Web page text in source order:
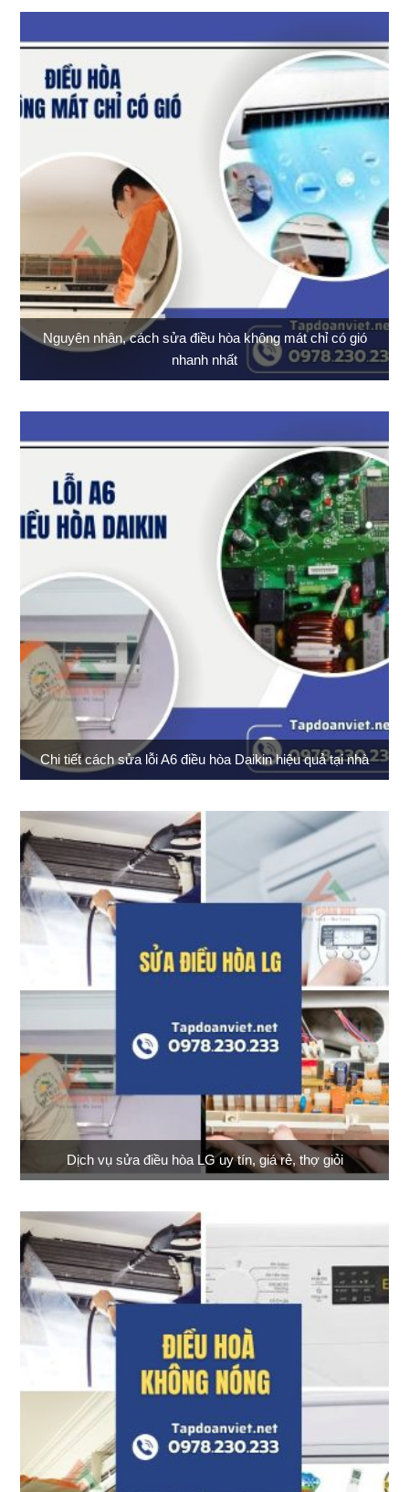
Nguyên nhân, cách sửa điều hòa không mát chỉ có gió
nhanh nhất
Chi tiết cách sửa lỗi A6 điều hòa Daikin hiệu quả tại nhà
Dịch vụ sửa điều hòa LG uy tín, giá rẻ, thợ giỏi